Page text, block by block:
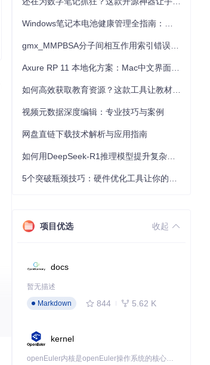
视频元数据深度编辑：专业技巧与案例
网盘直链下载技术解析与应用指南
项目优选 收起
docs
暂无描述
Markdown
844 5.62 K
kernel
openEuler内核是openEuler操作系统的核心，既是系统性能与稳定性的基石，也是连接处理器、设备与服务的桥梁。